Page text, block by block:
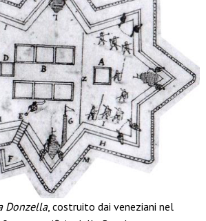
Donzella, costruito dai veneziani nel